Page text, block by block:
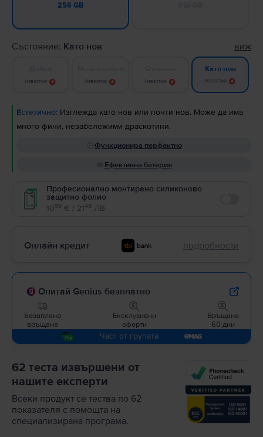
256 GB
Състояние: Като нов виж
Известие Известие Известие
Като нов
Известие
Естетично: Изглежда като нов или почти нов. Може да има
много фини, незабележими драскотини.
Функционира перфектно
Ефективна батерия
Професионално монтирано силиконово
защитно фолио
1099 € / 2149 ЛВ
Онлайн кредит подробности
Опитай Genius безплатно
Безаплано
връщане
Ексклузивни
оферти
Връщане
60 дни
Част от групата
62 теста извършени от
нашите експерти
Всеки продукт се тества по 62
показателя с помощта на
специализирана програма.